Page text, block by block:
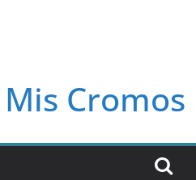
Cromos